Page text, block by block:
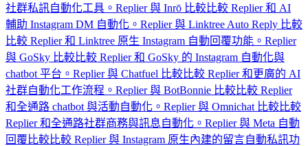
社群私訊自動化工具。 Replier 與 Inrō 比較比較 Replier 和 AI
輔助 Instagram DM 自動化。 Replier 與 Linktree Auto Reply 比較
比較 Replier 和 Linktree 原生 Instagram 自動回覆功能。 Replier
與 GoSky 比較比較 Replier 和 GoSky 的 Instagram 自動化與
chatbot 平台。 Replier 與 Chatfuel 比較比較 Replier 和更廣的 AI
社群自動化工作流程。 Replier 與 BotBonnie 比較比較 Replier
和全通路 chatbot 與活動自動化。 Replier 與 Omnichat 比較比較
Replier 和全通路社群商務與訊息自動化。 Replier 與 Meta 自動
回覆比較比較 Replier 與 Instagram 原生內建的留言自動私訊功